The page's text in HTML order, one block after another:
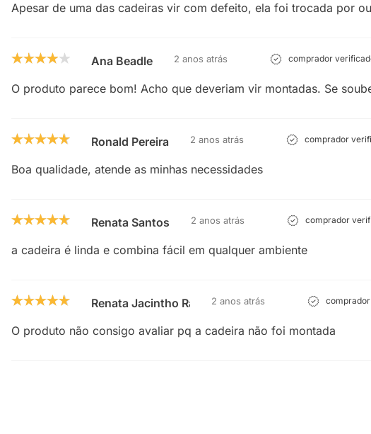
Apesar de uma das cadeiras vir com defeito, ela foi trocada por
Ana Beadle 2 anos atrás comprador
O produto parece bom! Acho que deveriam vir montadas. Se
Ronald Pereira 2 anos atrás comprador
Boa qualidade, atende as minhas necessidades
Renata Santos 2 anos atrás comprador
a cadeira é linda e combina fácil em qualquer ambiente
Renata Jacintho Ramos Vieira
2 anos atrás
O produto não consigo avaliar pq a cadeira não foi montada